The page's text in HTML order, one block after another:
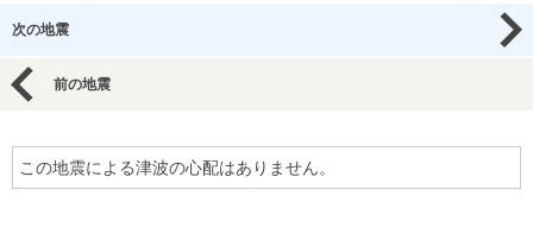
次の地震
前の地震
この地震による津波の心配はありません。